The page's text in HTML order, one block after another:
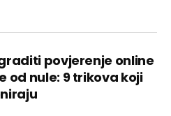
povjerenje online
od nule: 9 trikova koji